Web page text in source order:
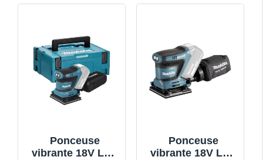
Ponceuse Bois
Polissage, Travail
du Bois -
Ponceuse
Vibrantes
Ponceuse
vibrante 18V LXT
Ponceuse
vibrante 18V LXT